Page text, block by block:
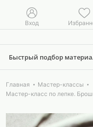
Вход
Быстрый подбор
Главная
Мастер-классы
Мастер-класс по лепке.